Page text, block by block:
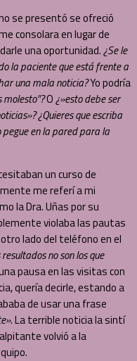
se presentó se ofreció
consolara en lugar de
una oportunidad.¿Se le
la paciente que está frente a
una mala noticia?Yo podría
molesto”?O¿»esto debe ser
¿Quieres que escriba
en la pared para la
un curso de
me referí a mi
la Dra. Uñas por su
violaba las pautas
lado del teléfono en el
resultados no son los que
pausa en las visitas con
quería decirle, estando a
de usar una frase
La terrible noticia la sintí
volvió a la